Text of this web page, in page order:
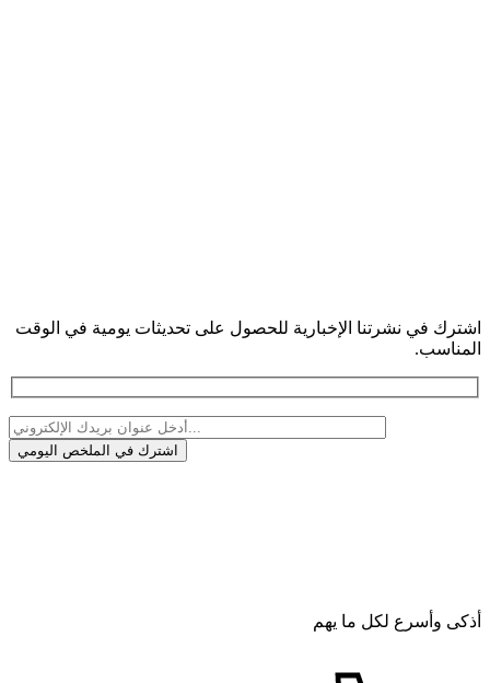
اشترك في نشرتنا الإخبارية للحصول على تحديثات يومية في الوقت
المناسب.
أذكى وأسرع لكل ما يهم